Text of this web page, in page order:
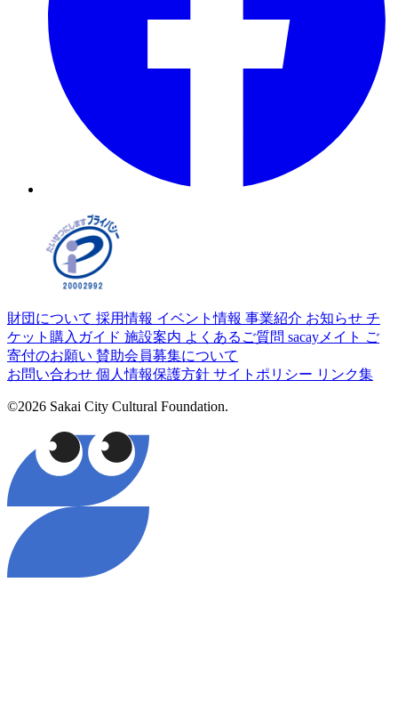
財団について 採用情報 イベント情報 事業紹介 お知らせ チ
ケット購入ガイド 施設案内 よくあるご質問 sacayメイト ご
寄付のお願い 賛助会員募集について
お問い合わせ 個人情報保護方針 サイトポリシー リンク集
©2026 Sakai City Cultural Foundation.